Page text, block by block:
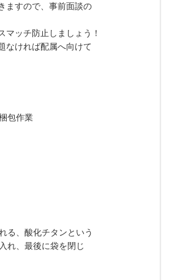
ますので、事前面談の
マッチ防止しましょう！
なければ配属へ向けて
包作業
る、酸化チタンという
れ、最後に袋を閉じ